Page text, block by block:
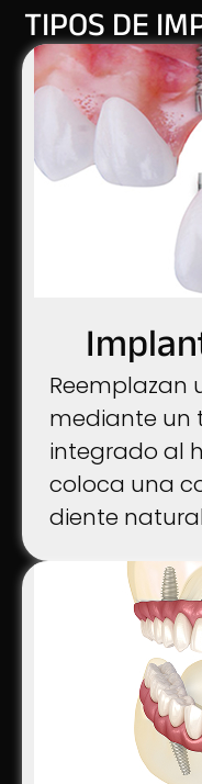
TIPOS DE
Reemplazan
mediante un
integrado al
coloca una
diente